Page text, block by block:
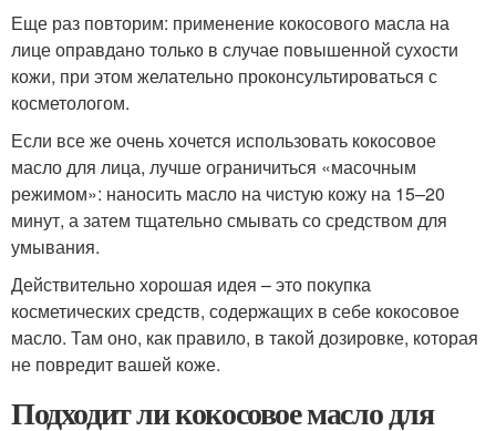
Еще раз повторим: применение кокосового масла на
лице оправдано только в случае повышенной сухости
кожи, при этом желательно проконсультироваться с
косметологом.
Если все же очень хочется использовать кокосовое
масло для лица, лучше ограничиться «масочным
режимом»: наносить масло на чистую кожу на 15–20
минут, а затем тщательно смывать со средством для
умывания.
Действительно хорошая идея – это покупка
косметических средств, содержащих в себе кокосовое
масло. Там оно, как правило, в такой дозировке, которая
не повредит вашей коже.
Подходит ли кокосовое масло для